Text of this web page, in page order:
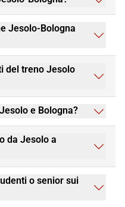
Jesolo-Bologna
del treno Jesolo
e Bologna?
da Jesolo a
o senior sui